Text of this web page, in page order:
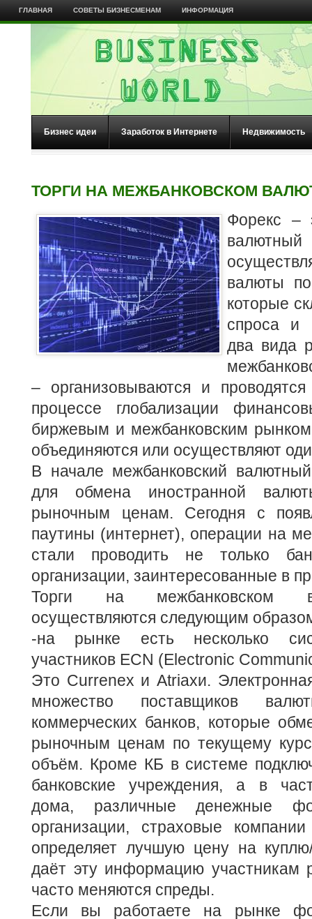
ГЛАВНАЯ СОВЕТЫ БИЗНЕСМЕНАМ ИНФОРМАЦИЯ
Бизнес идеи Заработок в Интернете Недвижимость
ТОРГИ НА МЕЖБАНКОВСКОМ
Форекс –
валюты
которые
спроса и
два вида
– организовываются и
процессе глобализации
биржевым и межбанковским
объединяются или осуществляют
В начале межбанковский
для обмена иностранной
рыночным ценам. Сегодня с
паутины (интернет), операции на
стали проводить не только
организации, заинтересованные в
Торги на межбанковском
осуществляются следующим
-на рынке есть несколько
участников ECN (Electronic
Это Currenex и Atriaxи.
множество поставщиков
коммерческих банков, которые
рыночным ценам по текущему
объём. Кроме КБ в системе
банковские учреждения, а в
дома, различные денежные
организации, страховые
определяет лучшую цену на
даёт эту информацию участникам
часто меняются спреды.
Если вы работаете на рынке